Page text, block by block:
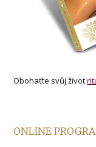
Obohaťte svůj život
ONLINE